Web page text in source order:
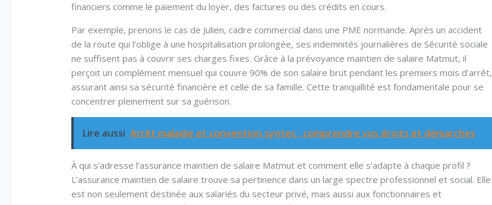
financiers comme le paiement du loyer, des factures ou des crédits en cours.
Par exemple, prenons le cas de Julien, cadre commercial dans une PME normande. Après un accident
de la route qui l’oblige à une hospitalisation prolongée, ses indemnités journalières de Sécurité sociale
ne suffisent pas à couvrir ses charges fixes. Grâce à la prévoyance maintien de salaire Matmut, il
perçoit un complément mensuel qui couvre 90% de son salaire brut pendant les premiers mois d’arrêt,
assurant ainsi sa sécurité financière et celle de sa famille. Cette tranquillité est fondamentale pour se
concentrer pleinement sur sa guérison.
Lire aussi Arrêt maladie et convention syntec : comprendre vos droits et démarches
À qui s’adresse l’assurance maintien de salaire Matmut et comment elle s’adapte à chaque profil ?
L’assurance maintien de salaire trouve sa pertinence dans un large spectre professionnel et social. Elle
est non seulement destinée aux salariés du secteur privé, mais aussi aux fonctionnaires et